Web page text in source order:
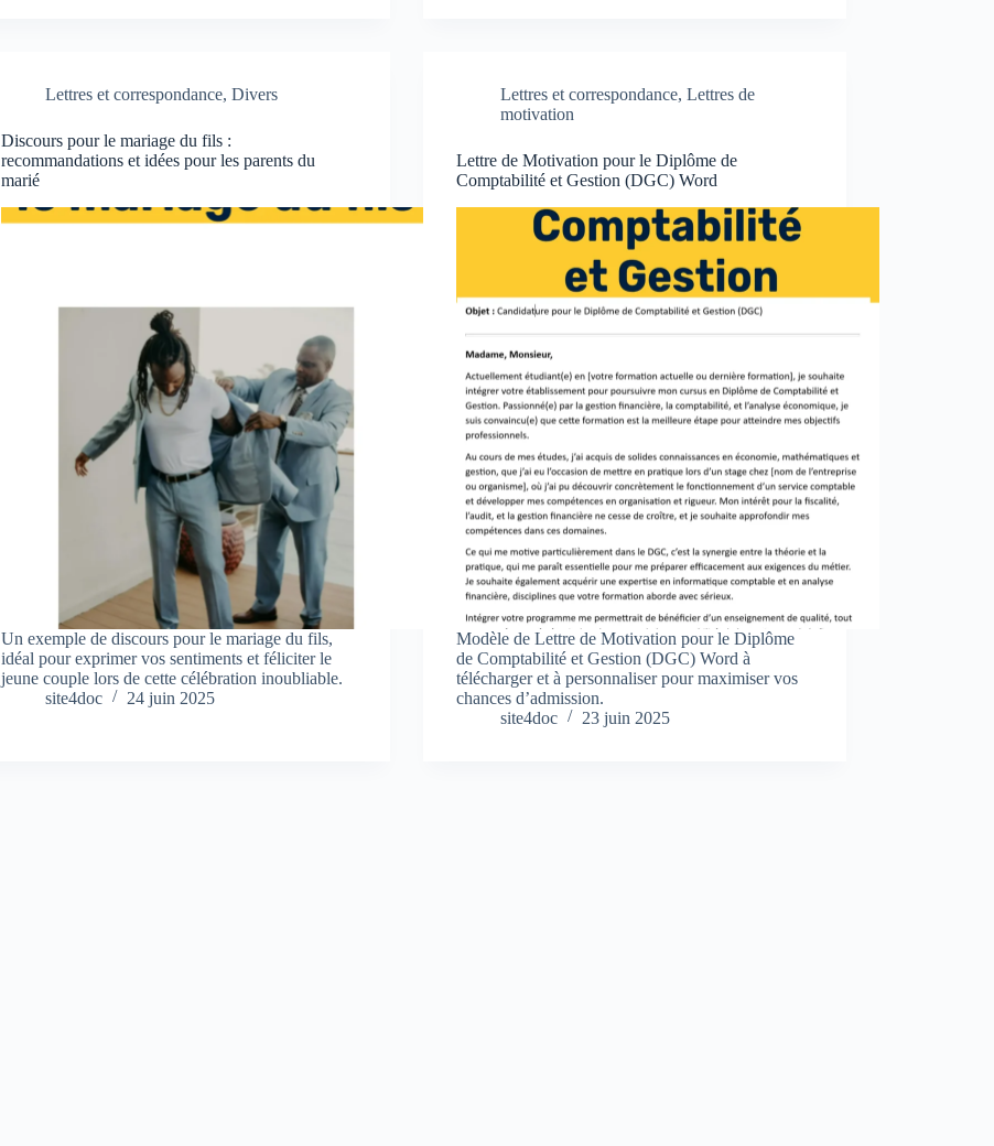
Lettres et correspondance,Divers
Discours pour le mariage du fils :
recommandations et idées pour les parents du
marié
Un exemple de discours pour le mariage du fils,
idéal pour exprimer vos sentiments et féliciter le
jeune couple lors de cette célébration inoubliable.
site4doc
24 juin 2025
Lettres et correspondance,Lettres de
motivation
Lettre de Motivation pour le Diplôme de
Comptabilité et Gestion (DGC) Word
Modèle de Lettre de Motivation pour le Diplôme
de Comptabilité et Gestion (DGC) Word à
télécharger et à personnaliser pour maximiser vos
chances d’admission.
site4doc
23 juin 2025